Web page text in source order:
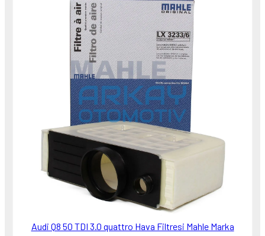
Audi Q8 50 TDI 3.0 quattro Hava Filtresi Mahle Marka